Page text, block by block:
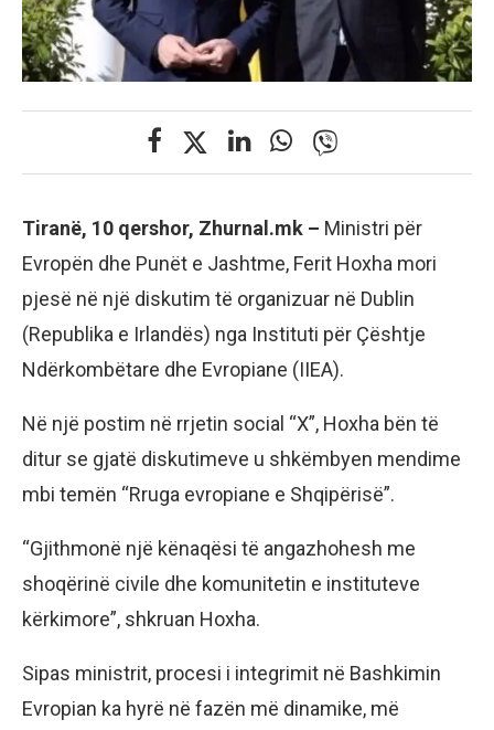
Tiranë, 10 qershor, Zhurnal.mk – Ministri për
Evropën dhe Punët e Jashtme, Ferit Hoxha mori
pjesë në një diskutim të organizuar në Dublin
(Republika e Irlandës) nga Instituti për Çështje
Ndërkombëtare dhe Evropiane (IIEA).
Në një postim në rrjetin social “X”, Hoxha bën të
ditur se gjatë diskutimeve u shkëmbyen mendime
mbi temën “Rruga evropiane e Shqipërisë”.
“Gjithmonë një kënaqësi të angazhohesh me
shoqërinë civile dhe komunitetin e instituteve
kërkimore”, shkruan Hoxha.
Sipas ministrit, procesi i integrimit në Bashkimin
Evropian ka hyrë në fazën më dinamike, më